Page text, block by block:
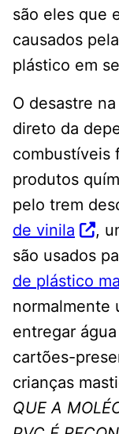
são eles que
causados
plástico em
O desastre
direto da
combustíveis
produtos
pelo trem
de vinila
,
são usados
de plástico
normalmente
entregar
cartões-
crianças
QUE A